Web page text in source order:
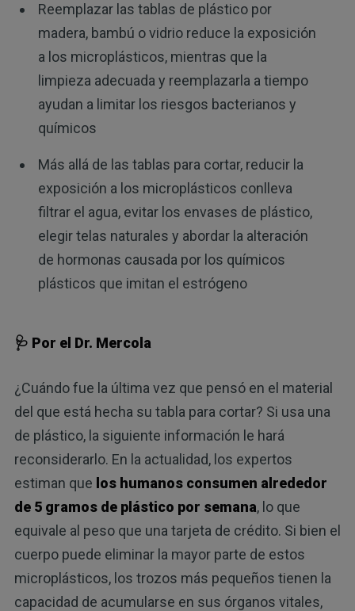
Reemplazar las tablas de plástico por
madera, bambú o vidrio reduce la exposición
a los microplásticos, mientras que la
limpieza adecuada y reemplazarla a tiempo
ayudan a limitar los riesgos bacterianos y
químicos
Más allá de las tablas para cortar, reducir la
exposición a los microplásticos conlleva
filtrar el agua, evitar los envases de plástico,
elegir telas naturales y abordar la alteración
de hormonas causada por los químicos
plásticos que imitan el estrógeno
🩺 Por el Dr. Mercola
¿Cuándo fue la última vez que pensó en el material
del que está hecha su tabla para cortar? Si usa una
de plástico, la siguiente información le hará
reconsiderarlo. En la actualidad, los expertos
estiman que los humanos consumen alrededor
de 5 gramos de plástico por semana, lo que
equivale al peso que una tarjeta de crédito. Si bien el
cuerpo puede eliminar la mayor parte de estos
microplásticos, los trozos más pequeños tienen la
capacidad de acumularse en sus órganos vitales,